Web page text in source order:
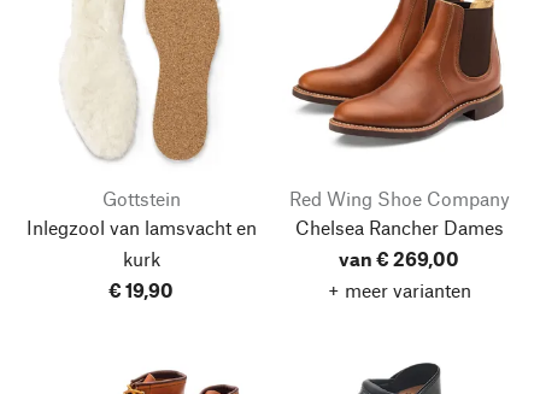
Gottstein
Inlegzool van lamsvacht en
kurk
€ 19,90
Red Wing Shoe Company
Chelsea Rancher Dames
van € 269,00
+ meer varianten